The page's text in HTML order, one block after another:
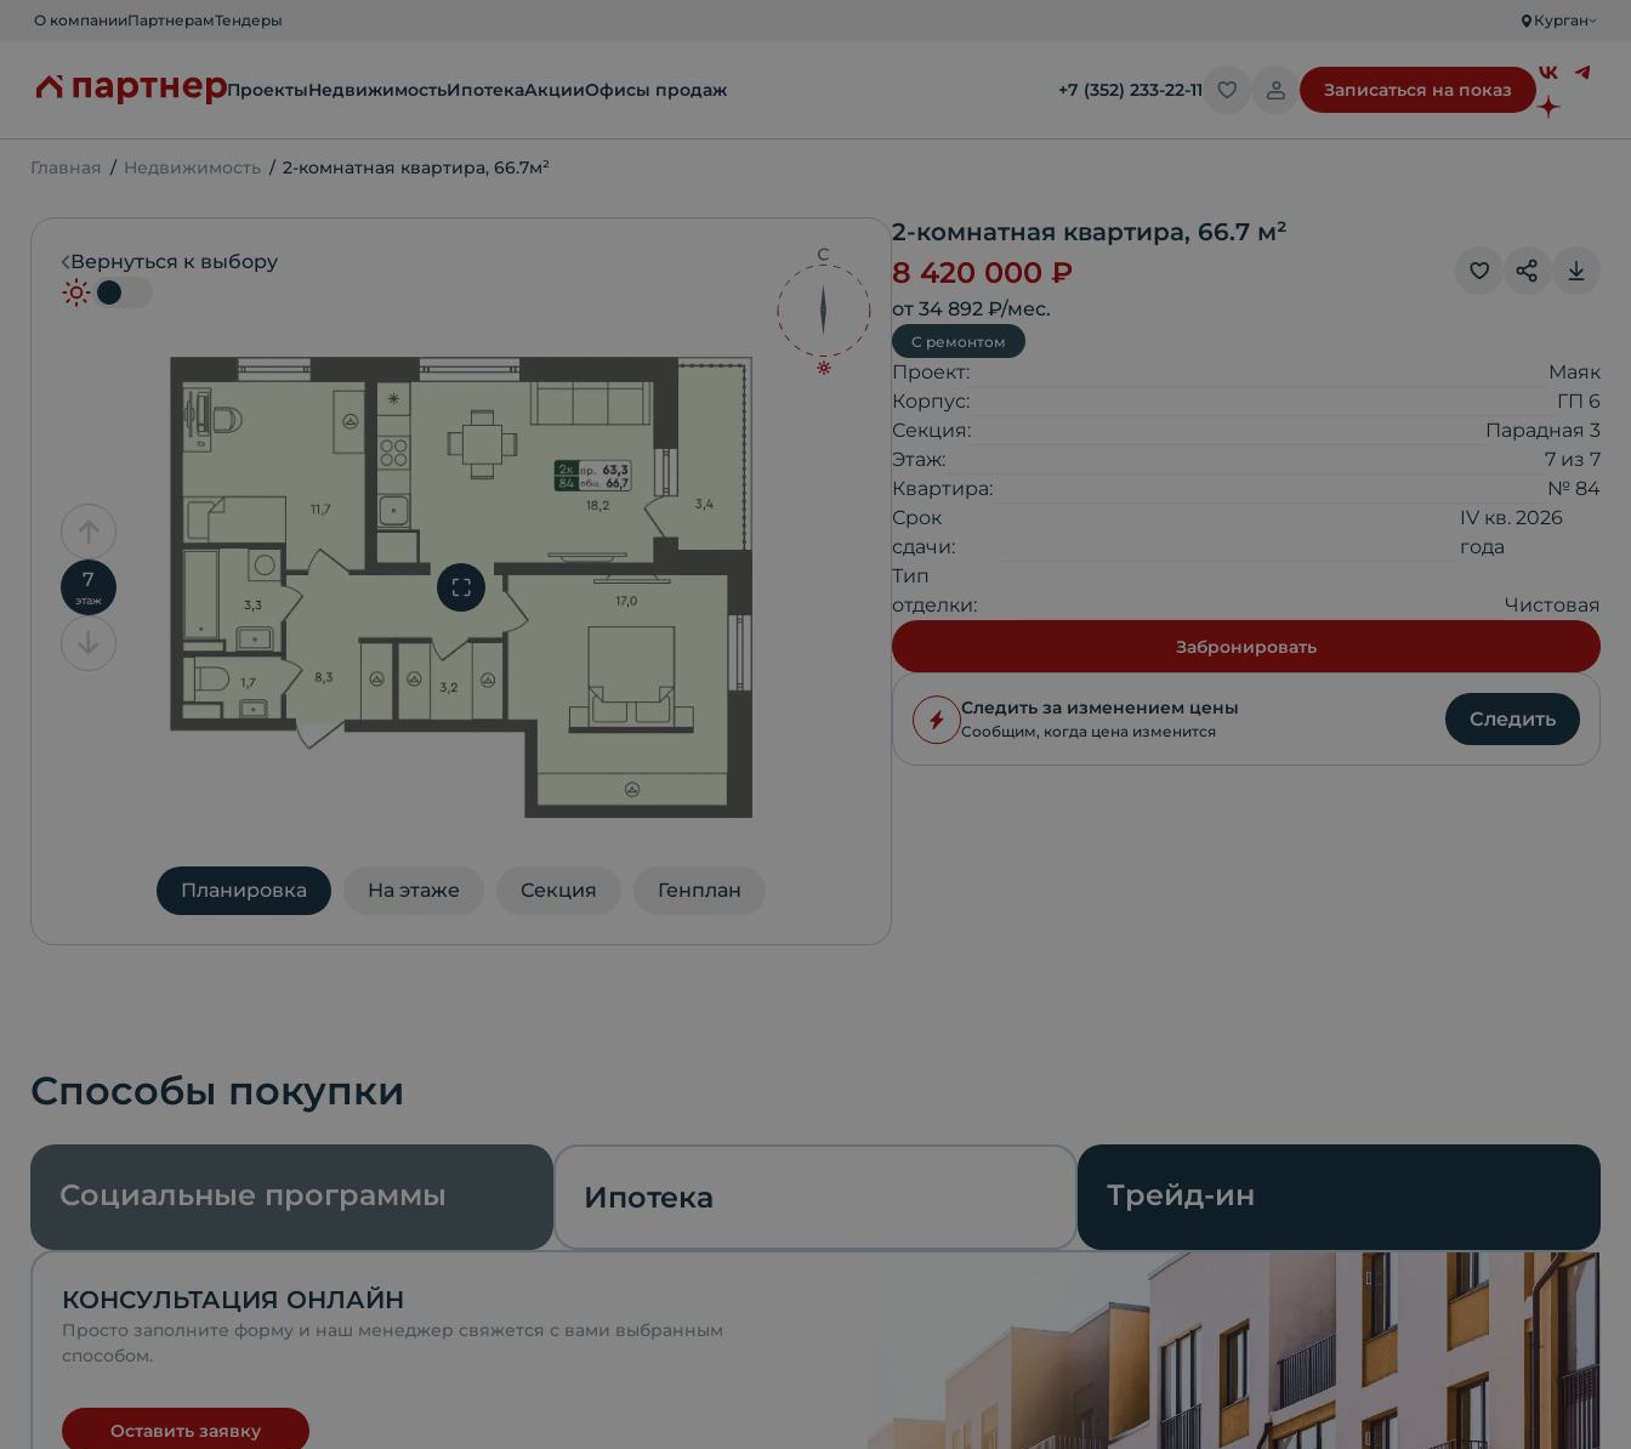
О компанииПартнерамТендеры Курган
ПроектыНедвижимостьИпотекаАкцииОфисы продаж +7 (352) 233-22-11 Записаться на показ
Главная Недвижимость 2-комнатная квартира, 66.7м²
Вернуться к выбору
7
этаж
Планировка На этаже Секция Генплан
2-комнатная квартира, 66.7 м²
8 420 000₽
от34 892₽/мес.
WhatsApp
С ремонтом
Проект:
Маяк
Корпус:
ГП 6
Секция:
Парадная 3
Этаж:
7 из 7
Квартира:
№ 84
Срок
сдачи:
IV кв. 2026
года
Тип
отделки:
Чистовая
Забронировать
Следить за изменением цены
Сообщим, когда цена изменится
Следить
Способы покупки
Социальные программы Ипотека Трейд-ин
КОНСУЛЬТАЦИЯ ОНЛАЙН
Просто заполните форму и наш менеджер свяжется с вами выбранным
способом.
Оставить заявку